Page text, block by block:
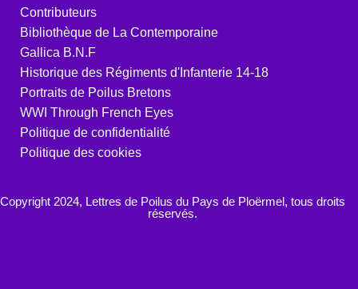
Contributeurs
Bibliothèque de La Contemporaine
Gallica B.N.F
Historique des Régiments d'Infanterie 14-18
Portraits de Poilus Bretons
WWI Through French Eyes
Politique de confidentialité
Politique des cookies
Copyright 2024, Lettres de Poilus du Pays de Ploërmel, tous droits
réservés.